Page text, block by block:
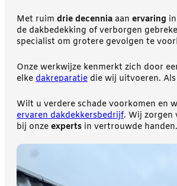
Met ruim drie decennia aan ervaring
de dakbedekking of verborgen
specialist om grotere gevolgen te
Onze werkwijze kenmerkt zich door
elke dakreparatie die wij uitvoeren.
Wilt u verdere schade voorkomen en
ervaren dakdekkersbedrijf. Wij zorgen
bij onze experts in vertrouwde handen.